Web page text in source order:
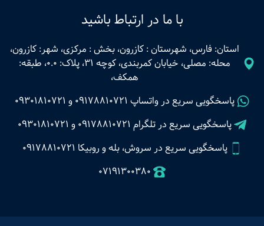
با ما در ارتباط باشید
استان: فارس، شهرستان : کازرون، بخش : مرکزی، شهر: کازرون،
محله: مصلی، خیابان کمربندی، کوچه 31، پلاک: 0.0، طبقه:
همکف،
پاسخگویی سریع در واتساپ 09178810721 و 09301810721
پاسخگویی سریع در تلگرام 09178810721 و 09301810721
پاسخگویی سریع در سروش، بله و روبیکا 09178810721
07191300380